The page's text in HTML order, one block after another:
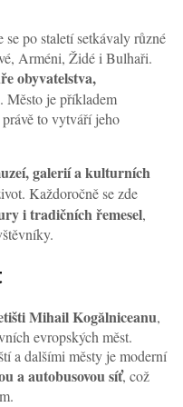
po staletí setkávaly různé
Arméni, Židé i Bulhaři.
obyvatelstva,
. Město je příkladem
to vytváří jeho
galerií a kulturních
Každoročně se zde
i tradičních řemesel,
Mihail Kogălniceanu,
evropských měst.
a dalšími městy je moderní
a autobusovou síť, což